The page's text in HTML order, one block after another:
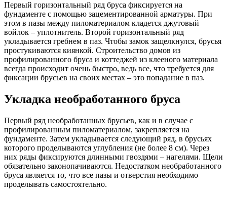
Первый горизонтальный ряд бруса фиксируется на
фундаменте с помощью зацементированной арматуры. При
этом в пазы между пиломатериалом кладется джутовый
войлок – уплотнитель. Второй горизонтальный ряд
укладывается гребнем в паз. Чтобы замок защелкнулся, брусья
простукиваются киянкой. Строительство домов из
профилированного бруса и коттеджей из клееного материала
всегда происходит очень быстро, ведь все, что требуется для
фиксации брусьев на своих местах – это попадание в паз.
Укладка необработанного бруса
Первый ряд необработанных брусьев, как и в случае с
профилированным пиломатериалом, закрепляется на
фундаменте. Затем укладывается следующий ряд, в брусьях
которого проделываются углубления (не более 8 см). Через
них ряды фиксируются длинными гвоздями – нагелями. Щели
обязательно законопачиваются. Недостатком необработанного
бруса является то, что все пазы и отверстия необходимо
проделывать самостоятельно.